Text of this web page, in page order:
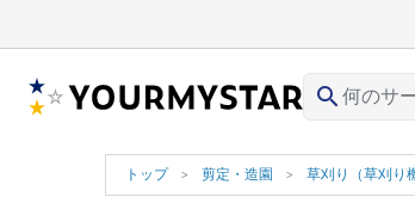
search
トップ 剪定・造園 草刈り（草刈り